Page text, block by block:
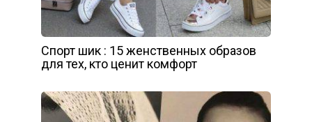
Спорт шик : 15 женственных образов
для тех, кто ценит комфорт